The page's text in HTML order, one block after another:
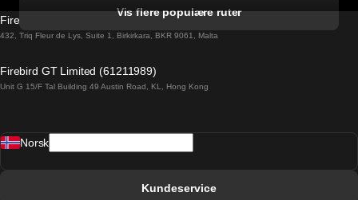
Barcelona Madrid Tog
Barcelona Sevilla Tog
Vis flere populære ruter
Firebird GT Limited (OC 1451)
432, Triq Fleur de Lys, Suite 1, Birkirkara, BKR 9061, Malta
Firebird GT Limited (61211989)
Unit G 15/F Tal Building 49 Austin Road, KL, Hong Kong
Norsk
Kundeservice